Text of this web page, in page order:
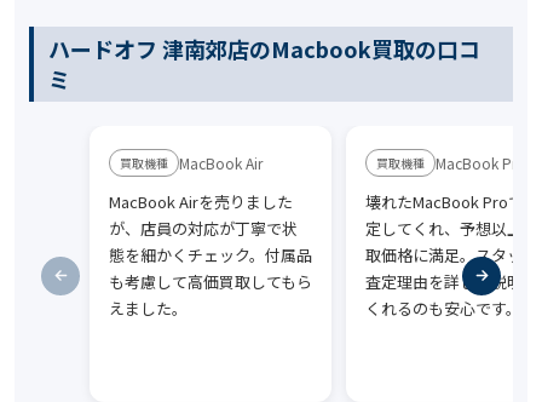
ハードオフ 津南郊店のMacbook買取の口コ
ミ
MacBook Air
MacBook Airを売りました
が、店員の対応が丁寧で状
態を細かくチェック。付属品
も考慮して高価買取してもら
えました。
MacBook Pro
壊れたMacBook Proで
定してくれ、予想以上
取価格に満足。スタッ
査定理由を詳しく説明
くれるのも安心です。